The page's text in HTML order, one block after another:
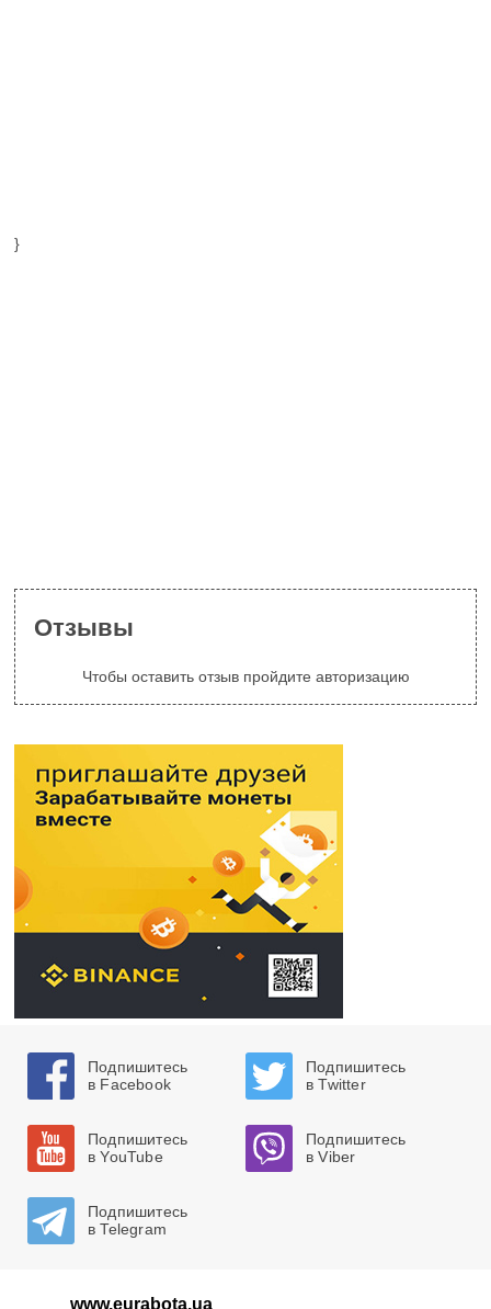
}
Отзывы
Чтобы оставить отзыв пройдите авторизацию
Подпишитесь
в Facebook
Подпишитесь
в Twitter
Подпишитесь
в YouTube
Подпишитесь
в Viber
Подпишитесь
в Telegram
www.eurabota.ua